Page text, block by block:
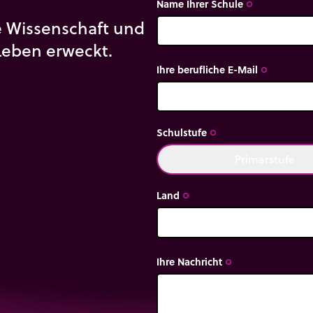
und
erweckt.
Name Ihrer Schule trip_origin
Ihre berufliche E-Mail trip_origin
Schulstufe trip_origin
Land trip_origin
Ihre Nachricht trip_origin